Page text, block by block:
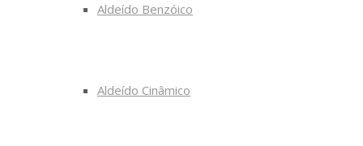
Aldeído Benzóico
Aldeído Cinâmico